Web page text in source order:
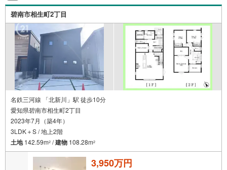
碧南市相生町2丁目
名鉄三河線 「北新川」駅 徒歩10分
愛知県碧南市相生町2丁目
2023年7月（築4年）
3LDK＋S / 地上2階
土地142.59m2 /建物 108.28m2
3,950万円